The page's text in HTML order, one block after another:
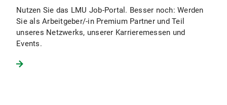
Nutzen Sie das LMU Job-Portal. Besser noch: Werden
Sie als Arbeitgeber/-in Premium Partner und Teil
unseres Netzwerks, unserer Karrieremessen und
Events.